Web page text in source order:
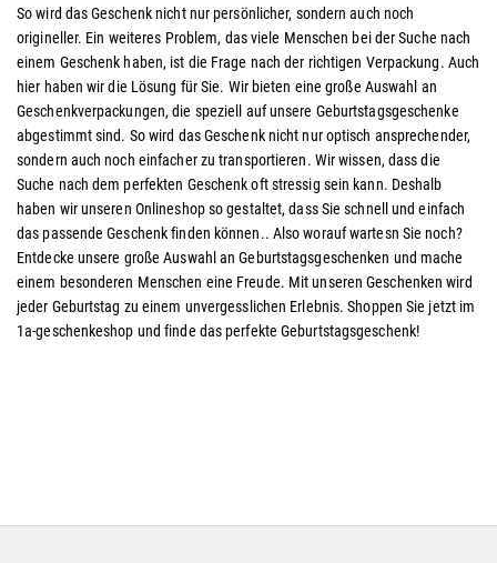
So wird das Geschenk nicht nur persönlicher, sondern auch noch
origineller. Ein weiteres Problem, das viele Menschen bei der Suche nach
einem Geschenk haben, ist die Frage nach der richtigen Verpackung. Auch
hier haben wir die Lösung für Sie. Wir bieten eine große Auswahl an
Geschenkverpackungen, die speziell auf unsere Geburtstagsgeschenke
abgestimmt sind. So wird das Geschenk nicht nur optisch ansprechender,
sondern auch noch einfacher zu transportieren. Wir wissen, dass die
Suche nach dem perfekten Geschenk oft stressig sein kann. Deshalb
haben wir unseren Onlineshop so gestaltet, dass Sie schnell und einfach
das passende Geschenk finden können.. Also worauf wartesn Sie noch?
Entdecke unsere große Auswahl an Geburtstagsgeschenken und mache
einem besonderen Menschen eine Freude. Mit unseren Geschenken wird
jeder Geburtstag zu einem unvergesslichen Erlebnis. Shoppen Sie jetzt im
1a-geschenkeshop und finde das perfekte Geburtstagsgeschenk!